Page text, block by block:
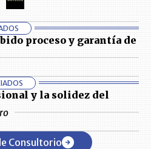
proceso y garantía de
y la solidez del
Consultorio